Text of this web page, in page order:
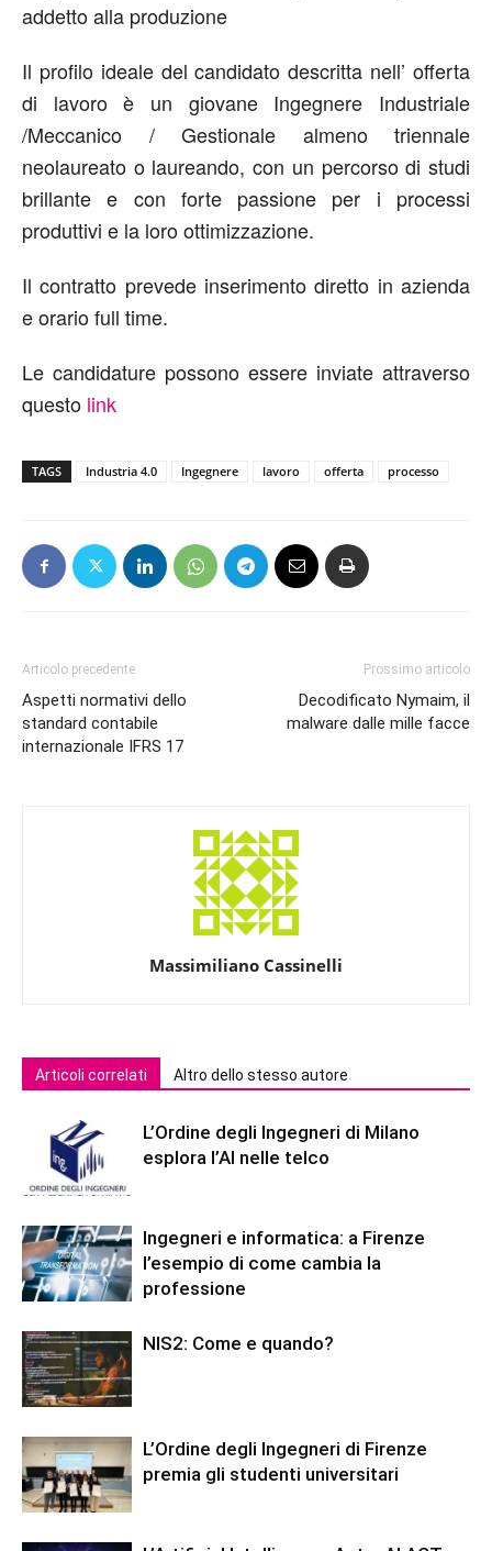
addetto alla produzione
Il profilo ideale del candidato descritta nell’ offerta
di lavoro è un giovane Ingegnere Industriale
/Meccanico / Gestionale almeno triennale
neolaureato o laureando, con un percorso di studi
brillante e con forte passione per i processi
produttivi e la loro ottimizzazione.
Il contratto prevede inserimento diretto in azienda
e orario full time.
Le candidature possono essere inviate attraverso
questo link
TAGS Industria 4.0 Ingegnere lavoro offerta processo
Articolo precedente
Aspetti normativi dello
standard contabile
internazionale IFRS 17
Prossimo articolo
Decodificato Nymaim, il
malware dalle mille facce
Massimiliano Cassinelli
Articoli correlati Altro dello stesso autore
L’Ordine degli Ingegneri di Milano
esplora l’AI nelle telco
Ingegneri e informatica: a Firenze
l’esempio di come cambia la
professione
NIS2: Come e quando?
L’Ordine degli Ingegneri di Firenze
premia gli studenti universitari